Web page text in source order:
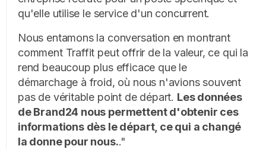
qu'elle utilise le service d'un concurrent.
Nous entamons la conversation en montrant
comment Traffit peut offrir de la valeur, ce qui la
rend beaucoup plus efficace que le
démarchage à froid, où nous n'avions souvent
pas de véritable point de départ. Les données
de Brand24 nous permettent d'obtenir ces
informations dès le départ, ce qui a changé
la donne pour nous.."